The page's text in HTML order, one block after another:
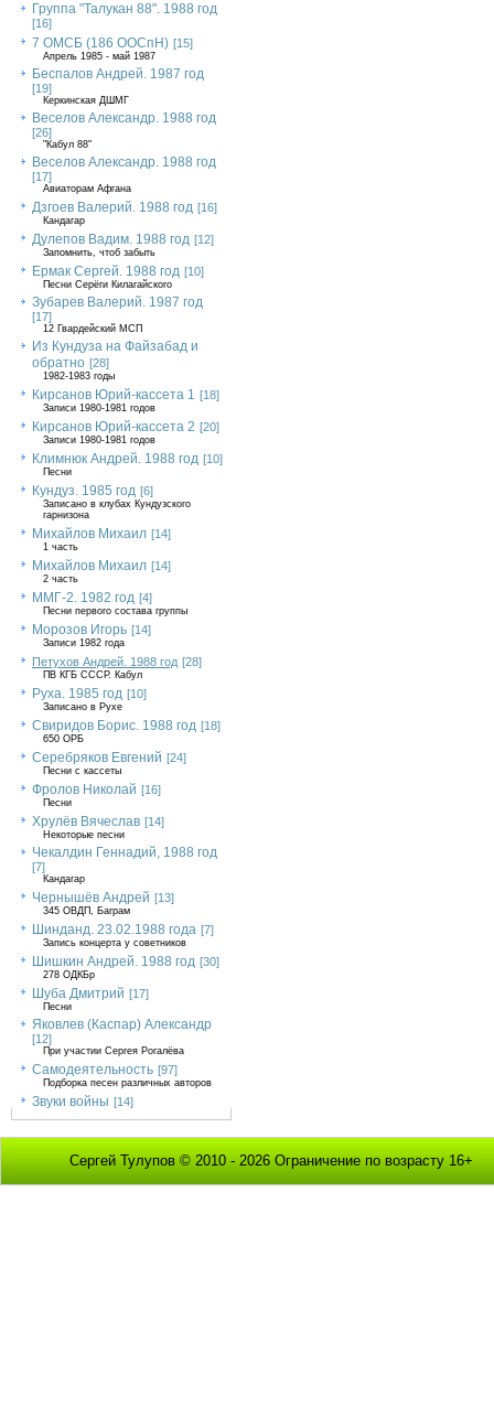
Группа "Талукан 88". 1988 год
[16]
7 ОМСБ (186 ООСпН) [15]
Апрель 1985 - май 1987
Беспалов Андрей. 1987 год
[19]
Керкинская ДШМГ
Веселов Александр. 1988 год
[26]
"Кабул 88"
Веселов Александр. 1988 год
[17]
Авиаторам Афгана
Дзгоев Валерий. 1988 год [16]
Кандагар
Дулепов Вадим. 1988 год [12]
Запомнить, чтоб забыть
Ермак Сергей. 1988 год [10]
Песни Серёги Килагайского
Зубарев Валерий. 1987 год
[17]
12 Гвардейский МСП
Из Кундуза на Файзабад и
обратно [28]
1982-1983 годы
Кирсанов Юрий-кассета 1 [18]
Записи 1980-1981 годов
Кирсанов Юрий-кассета 2 [20]
Записи 1980-1981 годов
Климнюк Андрей. 1988 год [10]
Песни
Кундуз. 1985 год [6]
Записано в клубах Кундузского
гарнизона
Михайлов Михаил [14]
1 часть
Михайлов Михаил [14]
2 часть
ММГ-2. 1982 год [4]
Песни первого состава группы
Морозов Игорь [14]
Записи 1982 года
Петухов Андрей. 1988 год [28]
ПВ КГБ СССР. Кабул
Руха. 1985 год [10]
Записано в Рухе
Свиридов Борис. 1988 год [18]
650 ОРБ
Серебряков Евгений [24]
Песни с кассеты
Фролов Николай [16]
Песни
Хрулёв Вячеслав [14]
Некоторые песни
Чекалдин Геннадий, 1988 год
[7]
Кандагар
Чернышёв Андрей [13]
345 ОВДП, Баграм
Шинданд. 23.02.1988 года [7]
Запись концерта у советников
Шишкин Андрей. 1988 год [30]
278 ОДКБр
Шуба Дмитрий [17]
Песни
Яковлев (Каспар) Александр
[12]
При участии Сергея Рогалёва
Самодеятельность [97]
Подборка песен различных авторов
Звуки войны [14]
Сергей Тулупов © 2010 - 2026 Ограничение по возрасту 16+